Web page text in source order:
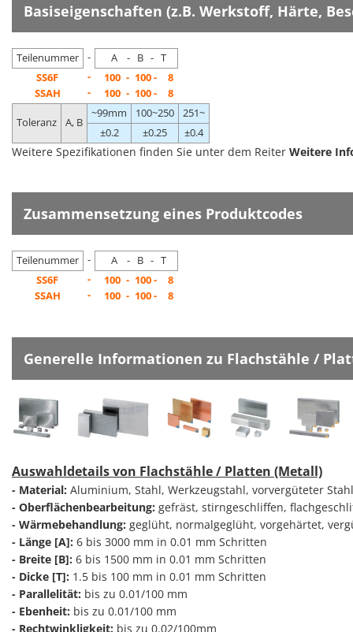
Basiseigenschaften (z.B. Werkstoff, Härte,
Teilenummer -
A - B - T
SS6F
SSAH
-
-
100 - 100 -
8
100 - 100 - 8
Toleranz A, B
~99mm 100~250
251~
±0.2
±0.25 ±0.4
Weitere Spezifikationen finden Sie unter dem Reiter Weitere
Zusammensetzung eines Produktcodes
Teilenummer -
A - B - T
SS6F
SSAH
-
-
100 - 100 -
8
100 - 100 - 8
Generelle Informationen zu Flachstähle /
Auswahldetails von Flachstähle / Platten (Metall)
- Material: Aluminium, Stahl, Werkzeugstahl, vorvergüteter
- Oberflächenbearbeitung: gefräst, stirngeschliffen,
- Wärmebehandlung: geglüht, normalgeglüht, vorgehärtet,
- Länge [A]: 6 bis 3000 mm in 0.01 mm Schritten
- Breite [B]: 6 bis 1500 mm in 0.01 mm Schritten
- Dicke [T]: 1.5 bis 100 mm in 0.01 mm Schritten
- Parallelität: bis zu 0.01/100 mm
- Ebenheit: bis zu 0.01/100 mm
- Rechtwinkligkeit: bis zu 0.02/100mm